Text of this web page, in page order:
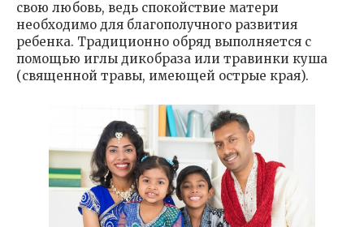
свою любовь, ведь спокойствие матери
необходимо для благополучного развития
ребенка. Традиционно обряд выполняется с
помощью иглы дикобраза или травинки куша
(священной травы, имеющей острые края).